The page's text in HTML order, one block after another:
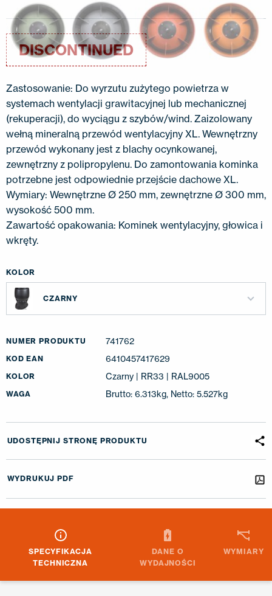
DISCONTINUED
Zastosowanie: Do wyrzutu zużytego powietrza w
systemach wentylacji grawitacyjnej lub mechanicznej
(rekuperacji), do wyciągu z szybów/wind. Zaizolowany
wełną mineralną przewód wentylacyjny XL. Wewnętrzny
przewód wykonany jest z blachy ocynkowanej,
zewnętrzny z polipropylenu. Do zamontowania kominka
potrzebne jest odpowiednie przejście dachowe XL.
Wymiary: Wewnętrzne Ø 250 mm, zewnętrzne Ø 300 mm,
wysokość 500 mm.
Zawartość opakowania: Kominek wentylacyjny, głowica i
wkręty.
KOLOR
CZARNY
NUMER PRODUKTU 741762
KOD EAN 6410457417629
KOLOR Czarny | RR33 | RAL9005
WAGA Brutto: 6.313kg, Netto: 5.527kg
UDOSTĘPNIJ STRONĘ PRODUKTU
WYDRUKUJ PDF
SPECYFIKACJA
TECHNICZNA
DANE O
WYDAJNOŚCI
WYMIARY